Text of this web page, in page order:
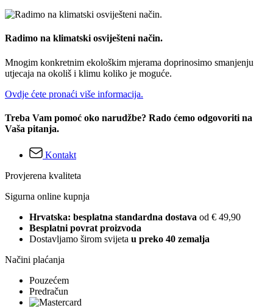
Radimo na klimatski osviješteni način.
Mnogim konkretnim ekološkim mjerama doprinosimo smanjenju
utjecaja na okoliš i klimu koliko je moguće.
Ovdje ćete pronaći više informacija.
Treba Vam pomoć oko narudžbe? Rado ćemo odgovoriti na
Vaša pitanja.
Kontakt
Provjerena kvaliteta
Sigurna online kupnja
Hrvatska: besplatna standardna dostava od € 49,90
Besplatni povrat proizvoda
Dostavljamo širom svijeta u preko 40 zemalja
Načini plaćanja
Pouzećem
Predračun